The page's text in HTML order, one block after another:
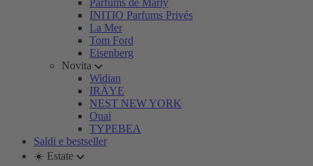
Parfums de Marly
INITIO Parfums Privés
La Mer
Tom Ford
Eisenberg
Novita
Widian
IRÄYE
NEST NEW YORK
Ouai
TYPEBEA
Saldi e bestseller
☀️ Estate